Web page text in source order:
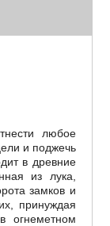
любое
и поджечь
в древние
из лука,
замков и
принуждая
огнеметном